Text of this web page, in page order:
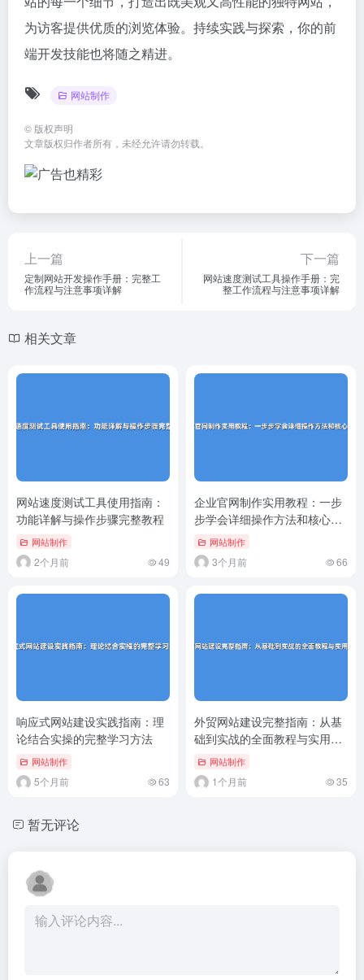
为访客提供优质的浏览体验。持续实践与探索，你的前
端开发技能也将随之精进。
网站制作
© 版权声明
文章版权归作者所有，未经允许请勿转载。
上一篇
定制网站开发操作手册：完整工
作流程与注意事项详解
下一篇
网站速度测试工具操作手册：完
整工作流程与注意事项详解
相关文章
网站速度测试工具使用指南：
功能详解与操作步骤完整教程
网站制作
2个月前 49
企业官网制作实用教程：一步
步学会详细操作方法和核心步
骤
网站制作
3个月前 66
响应式网站建设实践指南：理
论结合实操的完整学习方法
网站制作
5个月前 63
外贸网站建设完整指南：从基
础到实战的全面教程与实用技
巧
网站制作
1个月前 35
暂无评论